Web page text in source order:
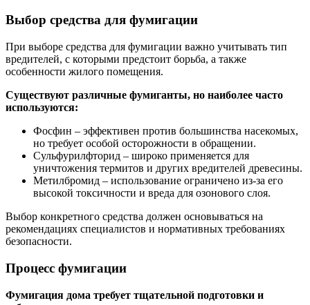
Выбор средства для фумигации
При выборе средства для фумигации важно учитывать тип
вредителей, с которыми предстоит борьба, а также
особенности жилого помещения.
Существуют различные фумиганты, но наиболее часто
используются:
Фосфин – эффективен против большинства насекомых,
но требует особой осторожности в обращении.
Сульфурилфторид – широко применяется для
уничтожения термитов и других вредителей древесины.
Метилбромид – использование ограничено из-за его
высокой токсичности и вреда для озонового слоя.
Выбор конкретного средства должен основываться на
рекомендациях специалистов и нормативных требованиях
безопасности.
Процесс фумигации
Фумигация дома требует тщательной подготовки и